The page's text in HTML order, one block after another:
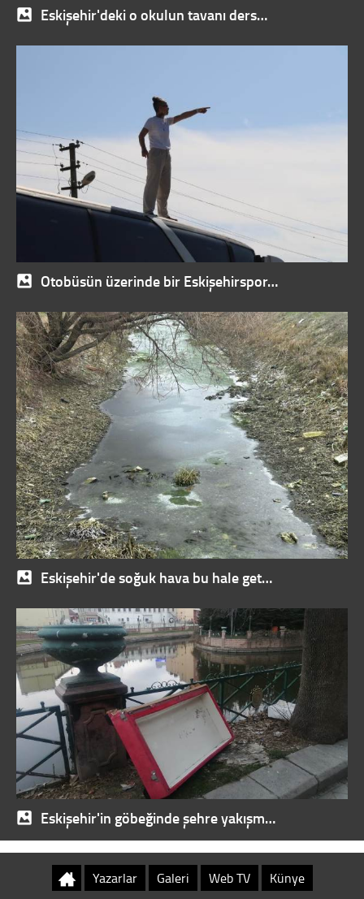
Eskişehir'deki o okulun tavanı ders…
Otobüsün üzerinde bir Eskişehirspor…
Eskişehir'de soğuk hava bu hale get…
Eskişehir'in göbeğinde şehre yakışm…
Yazarlar Galeri Web TV Künye